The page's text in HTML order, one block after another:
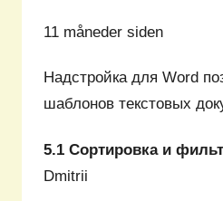
11 måneder siden
Надстройка для Word
шаблонов текстовых
5.1 Сортировка и
Dmitrii